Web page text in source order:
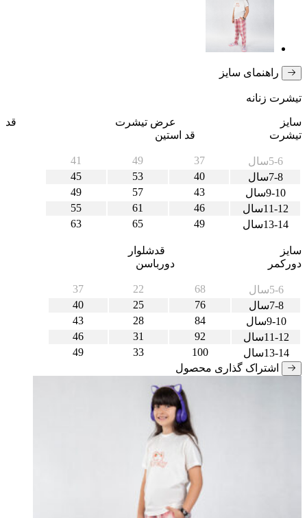
راهنمای سایز
تیشرت زنانه
سایز عرض تیشرت قد
تیشرت قد استین
5-6سال 37
49
41
7-8سال
40
53
45
9-10سال
43
57
49
11-12سال
46
61
55
13-14سال
49
65
63
سایز قدشلوار
دورکمر دورباسن
5-6سال 68
22
37
7-8سال
76
25
40
9-10سال
84
28
43
11-12سال
92
31
46
13-14سال
100
33
49
اشتراک گذاری محصول